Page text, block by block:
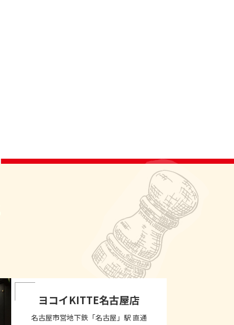
ヨコイKITTE名古屋店
名古屋市営地下鉄「名古屋」駅 直通